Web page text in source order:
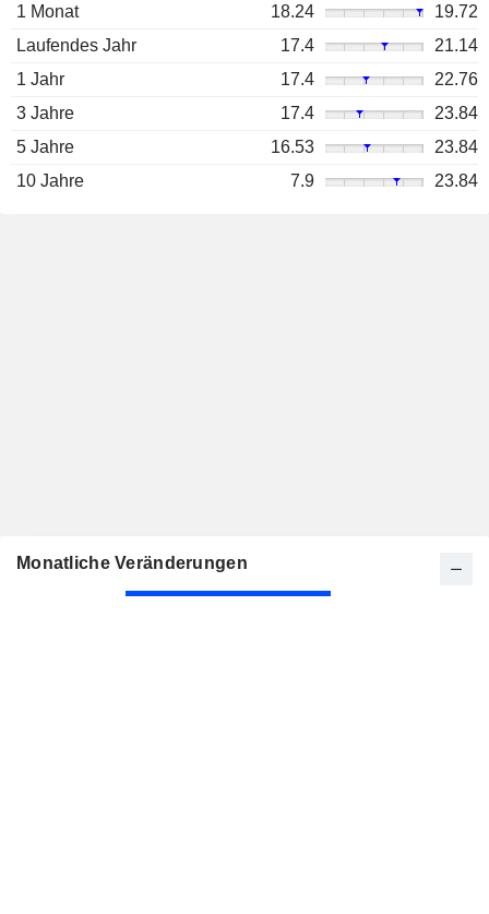
1 Monat
18.24
19.72
Laufendes Jahr
17.4
21.14
1 Jahr
17.4
22.76
3 Jahre
17.4
23.84
5 Jahre
16.53
23.84
10 Jahre
7.9 23.84
Monatliche Veränderungen